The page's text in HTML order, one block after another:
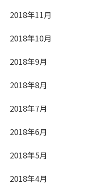
2018年11月
2018年10月
2018年9月
2018年8月
2018年7月
2018年6月
2018年5月
2018年4月